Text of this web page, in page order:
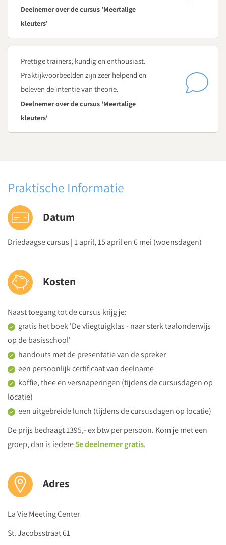
Deelnemer over de cursus 'Meertalige
kleuters'
Prettige trainers; kundig en enthousiast.
Praktijkvoorbeelden zijn zeer helpend en
beleven de intentie van theorie.
Deelnemer over de cursus 'Meertalige
kleuters'
Praktische Informatie
Datum
Driedaagse cursus | 1 april, 15 april en 6 mei (woensdagen)
Kosten
Naast toegang tot de cursus krijg je:
gratis het boek 'De vliegtuigklas - naar sterk taalonderwijs
op de basisschool'
handouts met de presentatie van de spreker
een persoonlijk certificaat van deelname
koffie, thee en versnaperingen (tijdens de cursusdagen op
locatie)
een uitgebreide lunch (tijdens de cursusdagen op locatie)
De prijs bedraagt 1395,- ex btw per persoon. Kom je met een
groep, dan is iedere5e deelnemer gratis.
Adres
La Vie Meeting Center
St. Jacobsstraat 61